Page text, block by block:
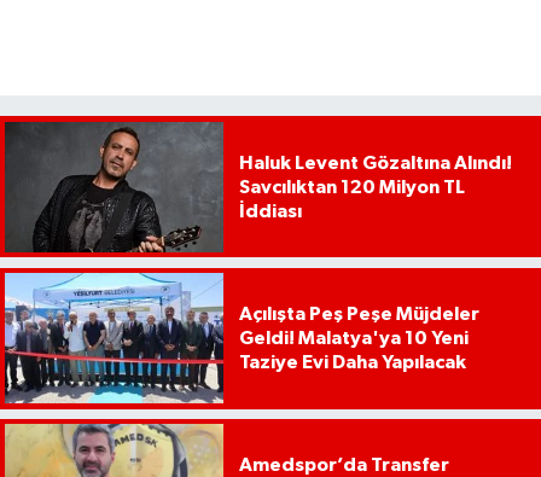
Haluk Levent Gözaltına Alındı!
Savcılıktan 120 Milyon TL
İddiası
Açılışta Peş Peşe Müjdeler
Geldi! Malatya'ya 10 Yeni
Taziye Evi Daha Yapılacak
Amedspor’da Transfer